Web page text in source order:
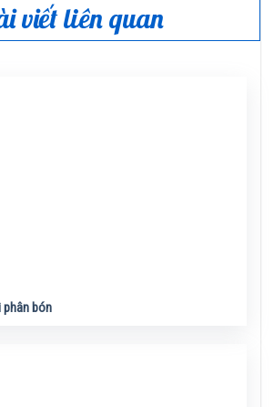
viết liên quan
phân bón